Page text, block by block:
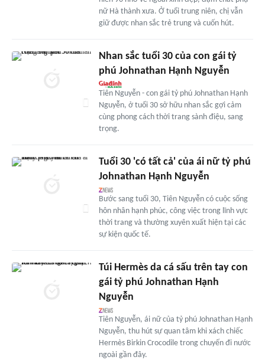
nữ Hà thành xưa. Ở tuổi trung niên, chị vẫn
giữ được nhan sắc trẻ trung và cuốn hút.
Nhan sắc tuổi 30 của con gái tỷ
phú Johnathan Hạnh Nguyễn
Tiên Nguyễn - con gái tỷ phú Johnathan Hạnh
Nguyễn, ở tuổi 30 sở hữu nhan sắc gợi cảm
cùng phong cách thời trang sành điệu, sang
trọng.
Tuổi 30 'có tất cả' của ái nữ tỷ phú
Johnathan Hạnh Nguyễn
Bước sang tuổi 30, Tiên Nguyễn có cuộc sống
hôn nhân hạnh phúc, công việc trong lĩnh vực
thời trang và thường xuyên xuất hiện tại các
sự kiện quốc tế.
Túi Hermès da cá sấu trên tay con
gái tỷ phú Johnathan Hạnh
Nguyễn
Tiên Nguyễn, ái nữ của tỷ phú Johnathan Hạnh
Nguyễn, thu hút sự quan tâm khi xách chiếc
Hermès Birkin Crocodile trong chuyến đi nước
ngoài gần đây.